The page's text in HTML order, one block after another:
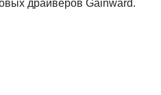
драйверов Gainward.